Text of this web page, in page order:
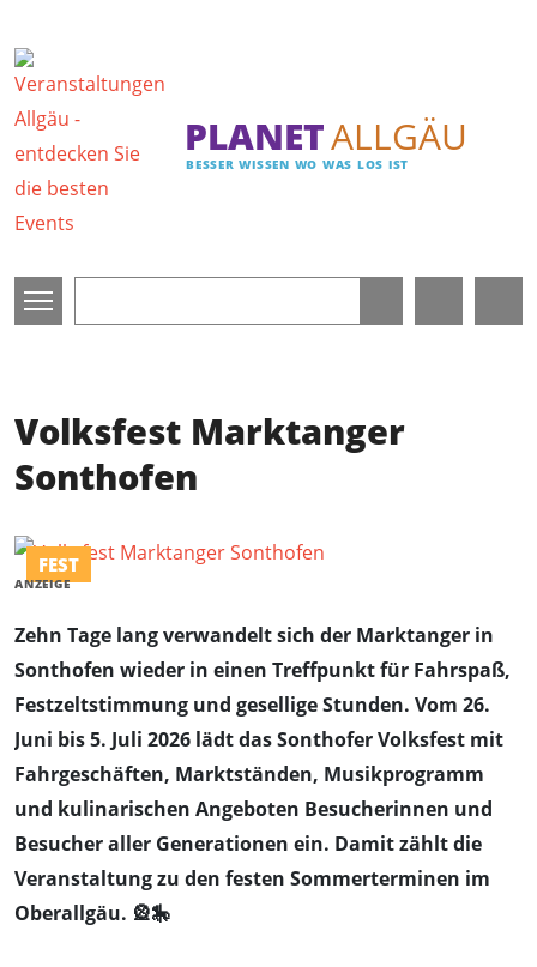
PLANETALLGÄU
BESSER WISSEN WO WAS LOS IST
Volksfest Marktanger
Sonthofen
FEST
ANZEIGE
Zehn Tage lang verwandelt sich der Marktanger in
Sonthofen wieder in einen Treffpunkt für Fahrspaß,
Festzeltstimmung und gesellige Stunden. Vom 26.
Juni bis 5. Juli 2026 lädt das Sonthofer Volksfest mit
Fahrgeschäften, Marktständen, Musikprogramm
und kulinarischen Angeboten Besucherinnen und
Besucher aller Generationen ein. Damit zählt die
Veranstaltung zu den festen Sommerterminen im
Oberallgäu. 🎡🎠